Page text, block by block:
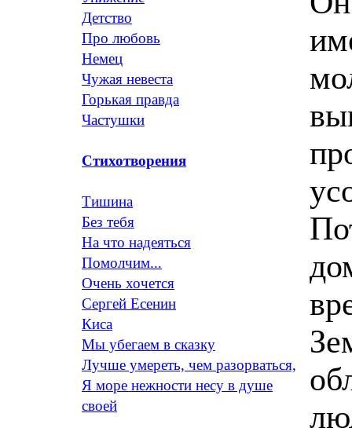
Детство
Про любовь
Немец
Чужая невеста
Горькая правда
Частушки
Стихотворения
Тишина
Без тебя
На что надеяться
Помолчим...
Очень хочется
Сергей Есенин
Киса
Мы убегаем в сказку
Лучше умереть, чем разорваться,
Я море нежности несу в душе
своей